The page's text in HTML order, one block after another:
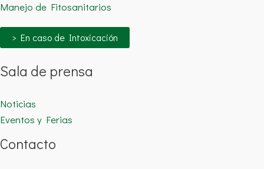
Manejo de Fitosanitarios
> En caso de Intoxicación
Sala de prensa
Noticias
Eventos y Ferias
Contacto